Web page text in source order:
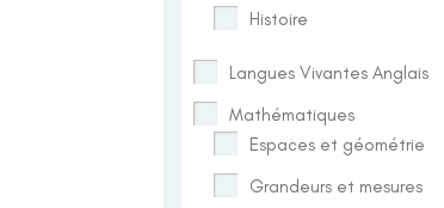
Histoire
Langues Vivantes Anglais
Mathématiques
Espaces et géométrie
Grandeurs et mesures